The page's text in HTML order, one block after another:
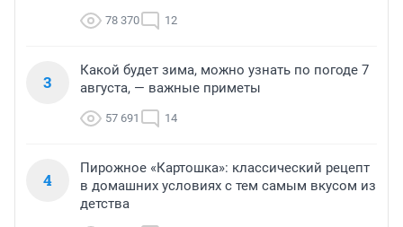
78 370 12
3
Какой будет зима, можно узнать по погоде 7
августа, — важные приметы
57 691 14
4
Пирожное «Картошка»: классический рецепт
в домашних условиях с тем самым вкусом из
детства